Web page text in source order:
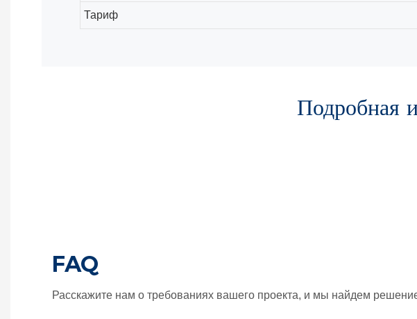
Тариф
Подробная
FAQ
Расскажите нам о требованиях вашего проекта, и мы найдем